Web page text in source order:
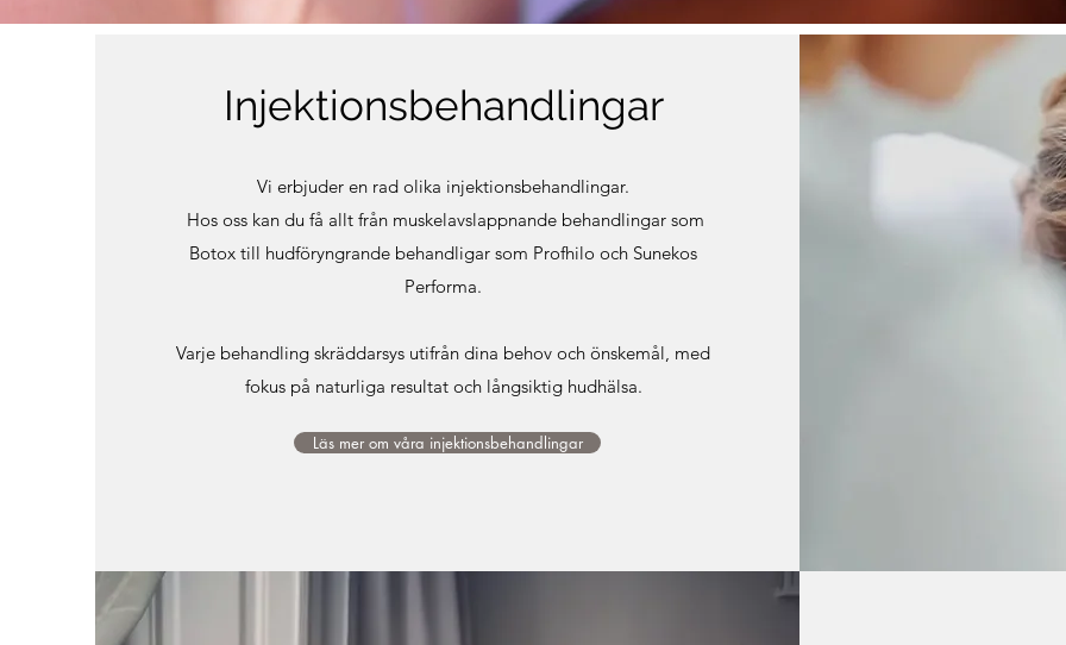
Injektionsbehandlingar
Vi erbjuder en rad olika injektionsbehandlingar.
Hos oss kan du få allt från muskelavslappnande behandlingar som
Botox till hudföryngrande behandligar som Profhilo och Sunekos
Performa.
Varje behandling skräddarsys utifrån dina behov och önskemål, med
fokus på naturliga resultat och långsiktig hudhälsa.
Läs mer om våra injektionsbehandlingar